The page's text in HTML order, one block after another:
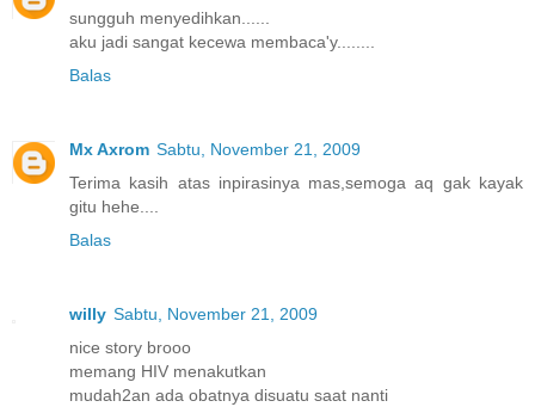
sungguh menyedihkan......
aku jadi sangat kecewa membaca'y........
Balas
Mx Axrom Sabtu, November 21, 2009
Terima kasih atas inpirasinya mas,semoga aq gak kayak
gitu hehe....
Balas
willy Sabtu, November 21, 2009
nice story brooo
memang HIV menakutkan
mudah2an ada obatnya disuatu saat nanti